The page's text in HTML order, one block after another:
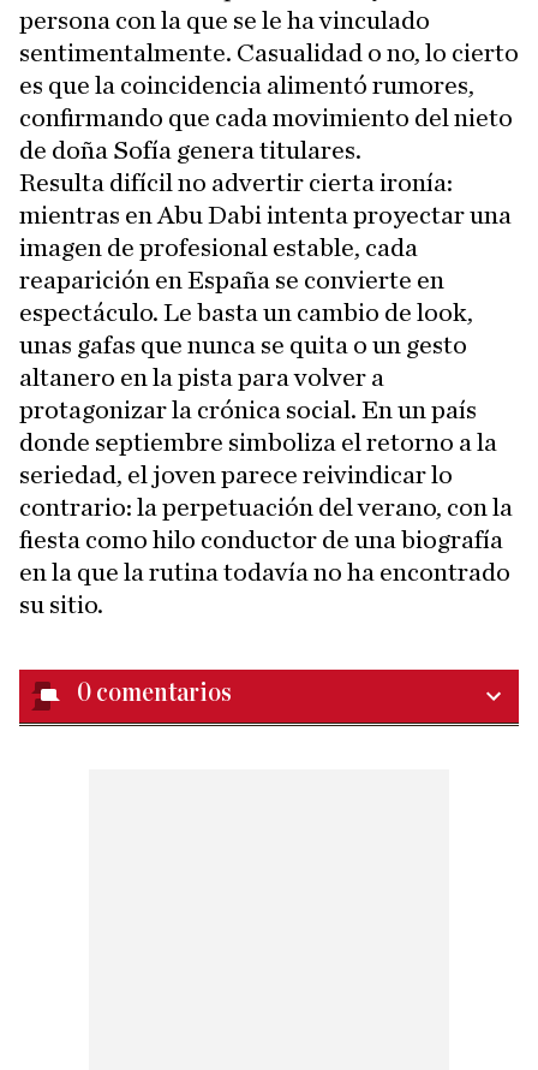
persona con la que se le ha vinculado
sentimentalmente. Casualidad o no, lo cierto
es que la coincidencia alimentó rumores,
confirmando que cada movimiento del nieto
de doña Sofía genera titulares.
Resulta difícil no advertir cierta ironía:
mientras en Abu Dabi intenta proyectar una
imagen de profesional estable, cada
reaparición en España se convierte en
espectáculo. Le basta un cambio de look,
unas gafas que nunca se quita o un gesto
altanero en la pista para volver a
protagonizar la crónica social. En un país
donde septiembre simboliza el retorno a la
seriedad, el joven parece reivindicar lo
contrario: la perpetuación del verano, con la
fiesta como hilo conductor de una biografía
en la que la rutina todavía no ha encontrado
su sitio.
0 comentarios